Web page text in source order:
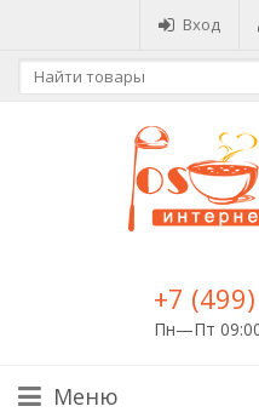
Вход
+7
Пн—Пт
Меню